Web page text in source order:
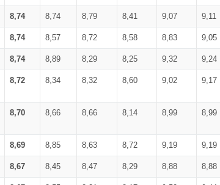
8,74 8,74 8,79 8,41 9,07 9,11
8,74 8,57 8,72 8,58 8,83 9,05
8,74 8,89 8,29 8,25 9,32 9,24
8,72 8,34 8,32 8,60 9,02 9,17
8,70 8,66 8,66 8,14 8,99 8,99
8,69 8,85 8,63 8,72 9,19 9,19
8,67 8,45 8,47 8,29 8,88 8,88